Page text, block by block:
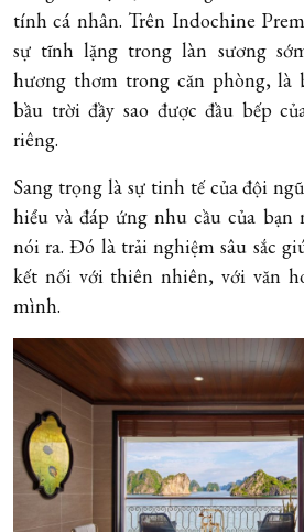
tính cá nhân. Trên Indochine
sự tĩnh lặng trong làn sương
hương thơm trong căn phòng,
bầu trời đầy sao được đầu bếp
riêng.
Sang trọng là sự tinh tế của đội
hiểu và đáp ứng nhu cầu của bạn
nói ra. Đó là trải nghiệm sâu sắc
kết nối với thiên nhiên, với văn
mình.